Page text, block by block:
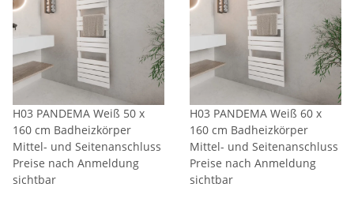
H03 PANDEMA Weiß 50 x
160 cm Badheizkörper
Mittel- und Seitenanschluss
Preise nach Anmeldung
sichtbar
H03 PANDEMA Weiß 60 x
160 cm Badheizkörper
Mittel- und Seitenanschluss
Preise nach Anmeldung
sichtbar